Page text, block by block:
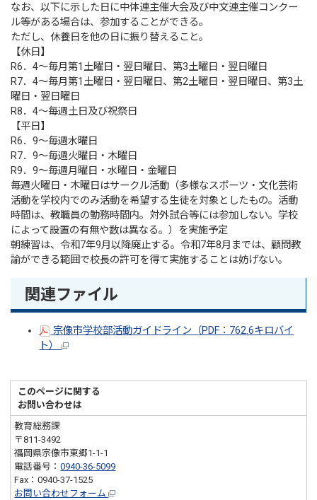
なお、以下に示した日に中体連主催大会及び中文連主催コンクー
ル等がある場合は、参加することができる。
ただし、休養日を他の日に振り替えること。
【休日】
R6．4～毎月第1土曜日・翌日曜日、第3土曜日・翌日曜日
R7．4～毎月第1土曜日・翌日曜日、第2土曜日・翌日曜日、第3土
曜日・翌日曜日
R8．4～毎週土日及び祝祭日
【平日】
R6．9～毎週水曜日
R7．9～毎週火曜日・木曜日
R9．9～毎週月曜日・水曜日・金曜日
毎週火曜日・木曜日はサークル活動（多様なスポーツ・文化芸術
活動を学校内でのみ活動を希望する生徒を対象としたもの。活動
時間は、教職員の勤務時間内。対外試合等には参加しない。学校
によって設置の有無や数は異なる。）を実施予定
朝練習は、令和7年9月以降廃止する。令和7年8月までは、顧問教
諭ができる範囲で校長の許可を得て実施することは妨げない。
関連ファイル
宗像市学校部活動ガイドライン（PDF：762.6キロバイ
ト）
このページに関する
お問い合わせは
教育総務課
〒811-3492
福岡県宗像市東郷1-1-1
電話番号：0940-36-5099
Fax：0940-37-1525
お問い合わせフォーム